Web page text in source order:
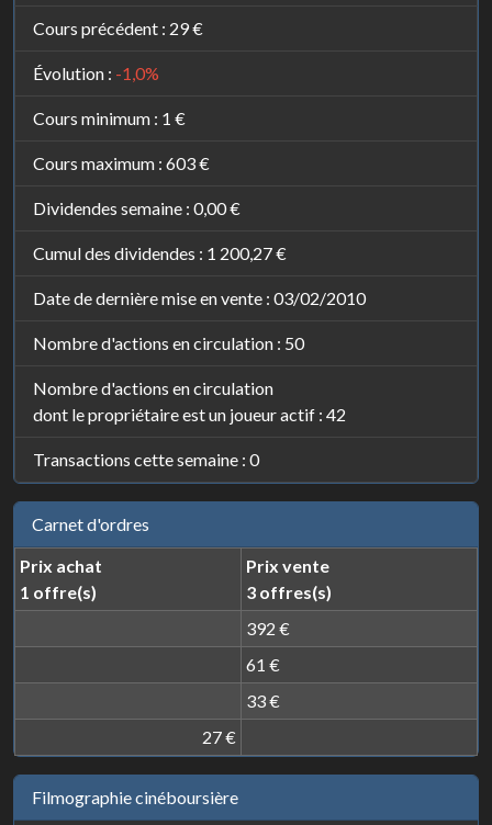
Cours précédent : 29 €
Évolution : -1,0%
Cours minimum : 1 €
Cours maximum : 603 €
Dividendes semaine : 0,00 €
Cumul des dividendes : 1 200,27 €
Date de dernière mise en vente : 03/02/2010
Nombre d'actions en circulation : 50
Nombre d'actions en circulation
dont le propriétaire est un joueur actif : 42
Transactions cette semaine : 0
Carnet d'ordres
Prix achat
1 offre(s)
Prix vente
3 offres(s)
392 €
61 €
33 €
27 €
Filmographie cinéboursière